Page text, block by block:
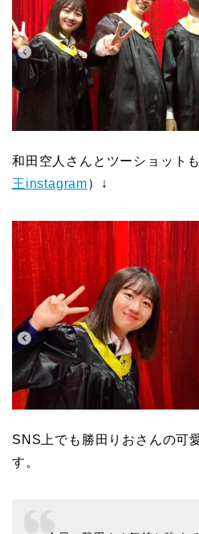
和田空人さんとツーショット
王instagram）↓
SNS上でも勝田りおさんの可
す。